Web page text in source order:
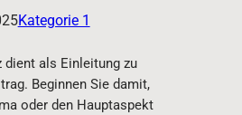
Kategorie 1
dient als Einleitung zu
Beginnen Sie damit,
oder den Hauptaspekt